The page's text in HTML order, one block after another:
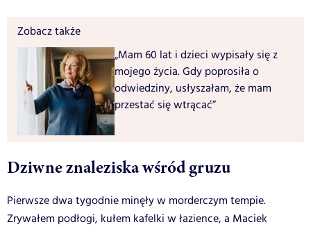
Zobacz także
„Mam 60 lat i dzieci wypisały się z
mojego życia. Gdy poprosiła o
odwiedziny, usłyszałam, że mam
przestać się wtrącać”
Dziwne znaleziska wśród gruzu
Pierwsze dwa tygodnie minęły w morderczym tempie.
Zrywałem podłogi, kułem kafelki w łazience, a Maciek